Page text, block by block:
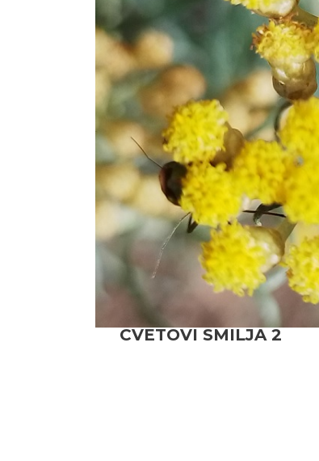
CVETOVI SMILJA 2